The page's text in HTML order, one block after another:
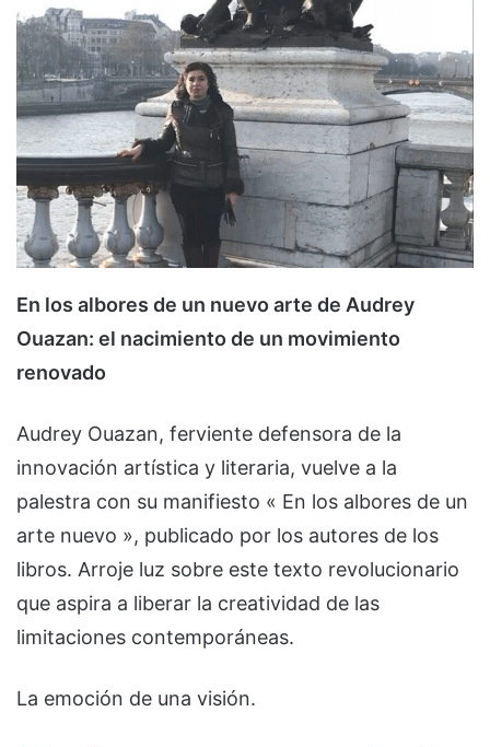
En los albores de un nuevo arte de Audrey
Ouazan: el nacimiento de un movimiento
renovado
Audrey Ouazan, ferviente defensora de la
innovación artística y literaria, vuelve a la
palestra con su manifiesto « En los albores de un
arte nuevo », publicado por los autores de los
libros. Arroje luz sobre este texto revolucionario
que aspira a liberar la creatividad de las
limitaciones contemporáneas.
La emoción de una visión.